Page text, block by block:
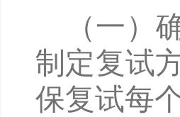
（一）
制定复试
保复试每